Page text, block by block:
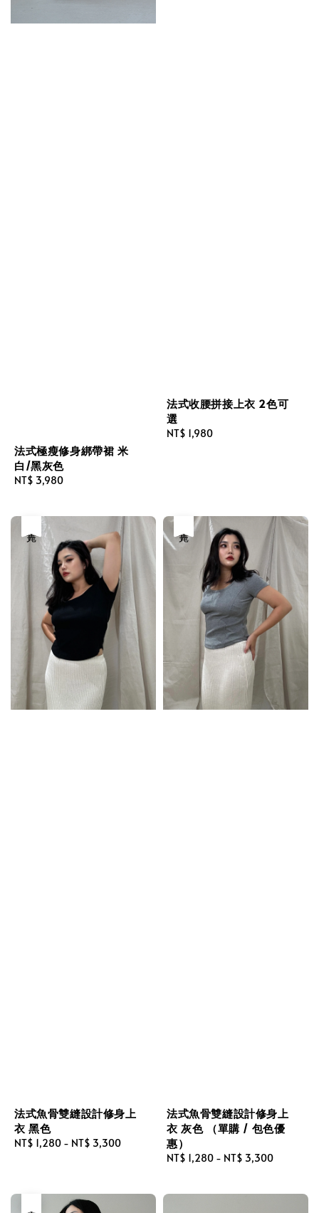
法式極瘦修身綁帶裙 米
白/黑灰色
Regular
NT$ 3,980
法式收腰拼接上衣 2色可
選
Regular
NT$ 1,980
法式魚骨雙縫設計修身上
衣 黑色
Regular
NT$ 1,280 - NT$ 3,300
法式魚骨雙縫設計修身上
衣 灰色 （單購 / 包色優
惠）
Regular
NT$ 1,280 - NT$ 3,300